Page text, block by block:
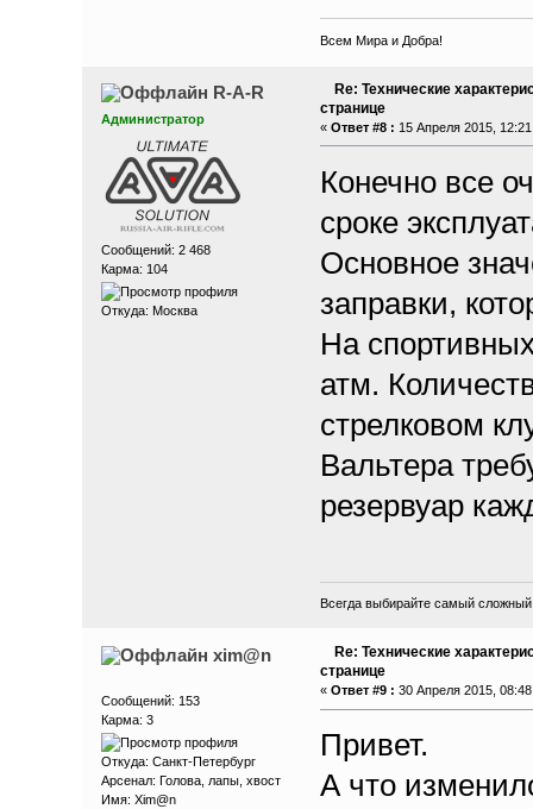
Всем Мира и Добра!
R-A-R
Администратор
Сообщений: 2 468
Карма: 104
Откуда: Москва
Re: Технические
странице
« Ответ #8 : 15 Апреля 2015,
Конечно все
сроке
Основное
заправки,
На
атм.
стрелковом
Вальтера
резервуар
Всегда выбирайте самый
xim@n
Сообщений: 153
Карма: 3
Откуда: Санкт-Петербург
Арсенал: Голова, лапы, хвост
Имя: Xim@n
Re: Технические
странице
« Ответ #9 : 30 Апреля 2015,
Привет.
А что